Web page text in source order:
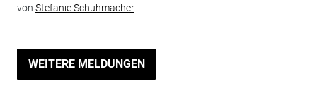
von Stefanie Schuhmacher
WEITERE MELDUNGEN